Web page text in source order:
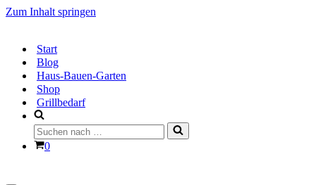
Zum Inhalt springen
Start
Blog
Haus-Bauen-Garten
Shop
Grillbedarf
Suchen
nach …
Warenkorb
0